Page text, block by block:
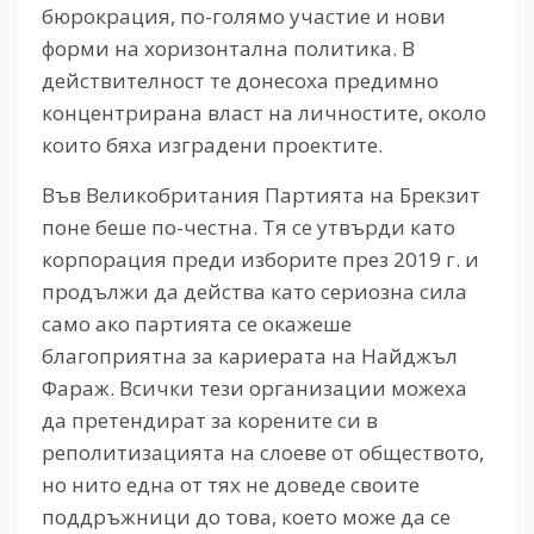
бюрокрация, по-голямо участие и нови
форми на хоризонтална политика. В
действителност те донесоха предимно
концентрирана власт на личностите, около
които бяха изградени проектите.
Във Великобритания Партията на Брекзит
поне беше по-честна. Тя се утвърди като
корпорация преди изборите през 2019 г. и
продължи да действа като сериозна сила
само ако партията се окажеше
благоприятна за кариерата на Найджъл
Фараж. Всички тези организации можеха
да претендират за корените си в
реполитизацията на слоеве от обществото,
но нито една от тях не доведе своите
поддръжници до това, което може да се